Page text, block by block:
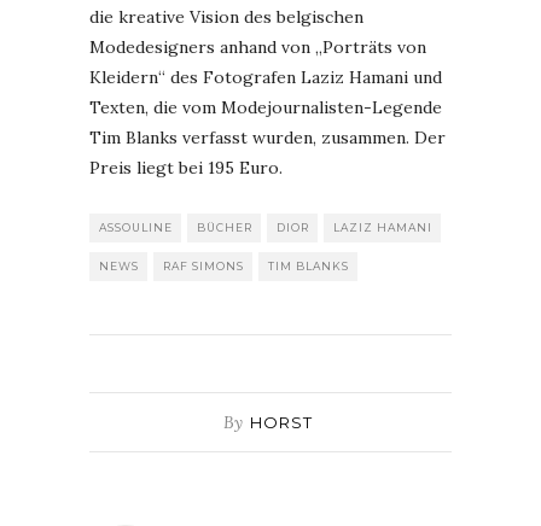
die kreative Vision des belgischen
Modedesigners anhand von „Porträts von
Kleidern“ des Fotografen Laziz Hamani und
Texten, die vom Modejournalisten-Legende
Tim Blanks verfasst wurden, zusammen. Der
Preis liegt bei 195 Euro.
ASSOULINE BÜCHER DIOR LAZIZ HAMANI
NEWS RAF SIMONS TIM BLANKS
By HORST